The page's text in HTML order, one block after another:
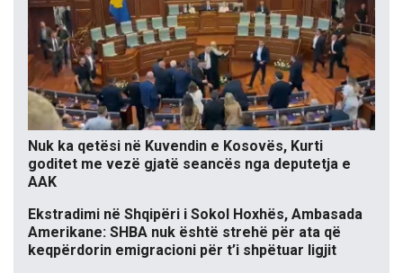
Nuk ka qetësi në Kuvendin e Kosovës, Kurti
goditet me vezë gjatë seancës nga deputetja e
AAK
Ekstradimi në Shqipëri i Sokol Hoxhës, Ambasada
Amerikane: SHBA nuk është strehë për ata që
keqpërdorin emigracioni për t’i shpëtuar ligjit